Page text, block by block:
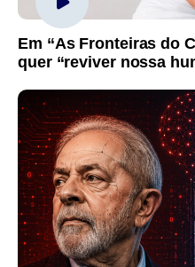
Em “As Fronteiras do
quer “reviver nossa